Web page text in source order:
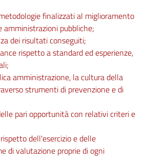
finalizzati al miglioramento
pubbliche;
dei risultati conseguiti;
rispetto a standard ed esperienze,
amministrazione, la cultura della
strumenti di prevenzione e di
pari opportunità con relativi criteri e
dell'esercizio e delle
di valutazione proprie di ogni